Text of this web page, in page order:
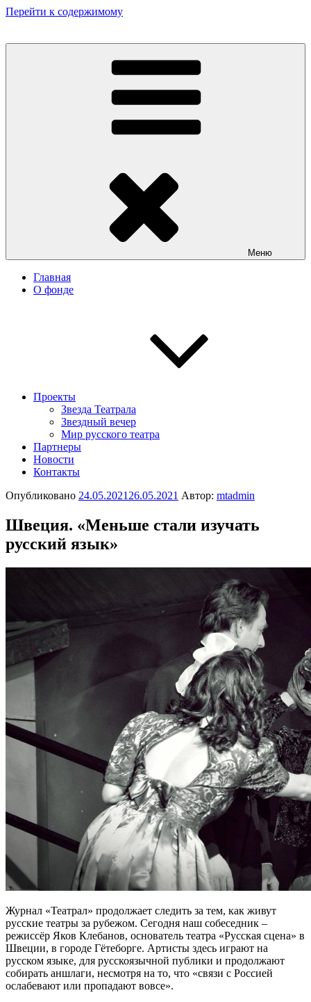
Перейти к содержимому
Некоммерческий фонд культурных и гуманитарных инициатив
Меню
Главная
О фонде
Проекты
Звезда Театрала
Звездный вечер
Мир русского театра
Партнеры
Новости
Контакты
Опубликовано 24.05.2021 26.05.2021 Автор: mtadmin
Швеция. «Меньше стали изучать
русский язык»
Журнал «Театрал» продолжает следить за тем, как живут
русские театры за рубежом. Сегодня наш собеседник –
режиссёр Яков Клебанов, основатель театра «Русская сцена» в
Швеции, в городе Гётеборге. Артисты здесь играют на
русском языке, для русскоязычной публики и продолжают
собирать аншлаги, несмотря на то, что «связи c Россией
ослабевают или пропадают вовсе».